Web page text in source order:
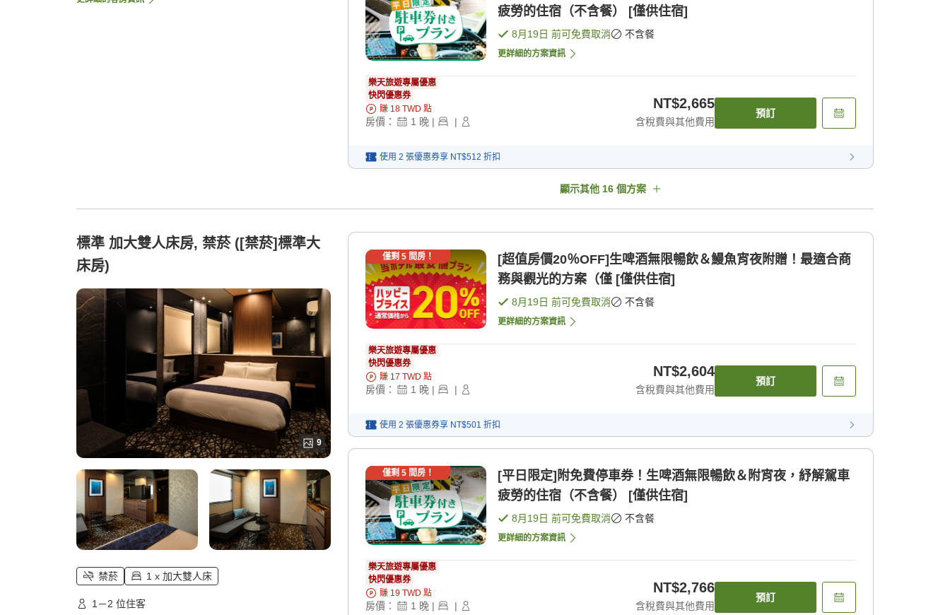
疲勞的住宿（不含餐） [僅供住宿]
8月19日 前可免費取消 不含餐
更詳細的方案資訊
樂天旅遊專屬優惠
快閃優惠券
賺 18 TWD 點
房價： 1 晚 | |
NT$2,665
含稅費與其他費用
預訂
使用 2 張優惠券享 NT$512 折扣
顯示其他 16 個方案
標準 加大雙人床房, 禁菸 ([禁菸]標準大
床房)
9
禁菸 1 x 加大雙人床
1－2 位住客
僅剩 5間房！
[超值房價20％OFF]生啤酒無限暢飲＆鰻魚宵夜附贈！最適合商
務與觀光的方案（僅 [僅供住宿]
8月19日 前可免費取消 不含餐
更詳細的方案資訊
樂天旅遊專屬優惠
快閃優惠券
賺 17 TWD 點
房價： 1 晚 | |
NT$2,604
含稅費與其他費用
預訂
使用 2 張優惠券享 NT$501 折扣
僅剩 5間房！
[平日限定]附免費停車券！生啤酒無限暢飲＆附宵夜，紓解駕車
疲勞的住宿（不含餐） [僅供住宿]
8月19日 前可免費取消 不含餐
更詳細的方案資訊
樂天旅遊專屬優惠
快閃優惠券
賺 19 TWD 點
房價： 1 晚 | |
NT$2,766
含稅費與其他費用
預訂